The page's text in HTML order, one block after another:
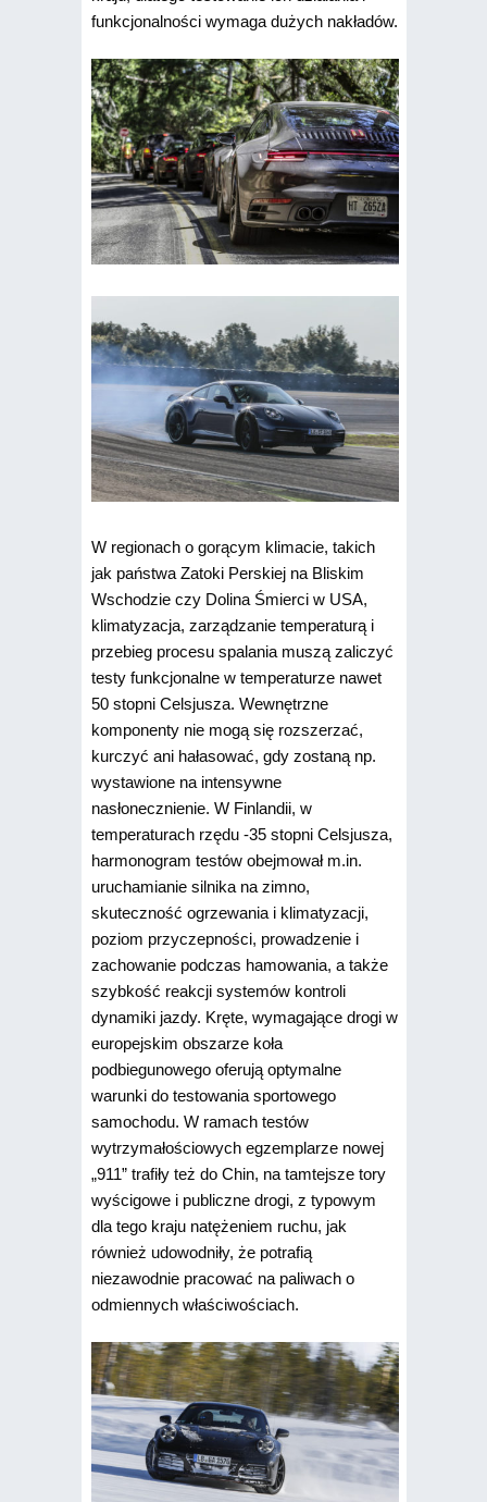
funkcjonalności wymaga dużych nakładów.
W regionach o gorącym klimacie, takich
jak państwa Zatoki Perskiej na Bliskim
Wschodzie czy Dolina Śmierci w USA,
klimatyzacja, zarządzanie temperaturą i
przebieg procesu spalania muszą zaliczyć
testy funkcjonalne w temperaturze nawet
50 stopni Celsjusza. Wewnętrzne
komponenty nie mogą się rozszerzać,
kurczyć ani hałasować, gdy zostaną np.
wystawione na intensywne
nasłonecznienie. W Finlandii, w
temperaturach rzędu -35 stopni Celsjusza,
harmonogram testów obejmował m.in.
uruchamianie silnika na zimno,
skuteczność ogrzewania i klimatyzacji,
poziom przyczepności, prowadzenie i
zachowanie podczas hamowania, a także
szybkość reakcji systemów kontroli
dynamiki jazdy. Kręte, wymagające drogi w
europejskim obszarze koła
podbiegunowego oferują optymalne
warunki do testowania sportowego
samochodu. W ramach testów
wytrzymałościowych egzemplarze nowej
„911” trafiły też do Chin, na tamtejsze tory
wyścigowe i publiczne drogi, z typowym
dla tego kraju natężeniem ruchu, jak
również udowodniły, że potrafią
niezawodnie pracować na paliwach o
odmiennych właściwościach.